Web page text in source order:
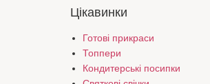
Цікавинки
Готові прикраси
Топпери
Кондитерські посипки